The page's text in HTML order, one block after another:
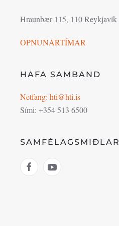
Hraunbær 115, 110 Reykjavík
OPNUNARTÍMAR
HAFA SAMBAND
Netfang: hti@hti.is
Sími: +354 513 6500
SAMFÉLAGSMIÐLAR